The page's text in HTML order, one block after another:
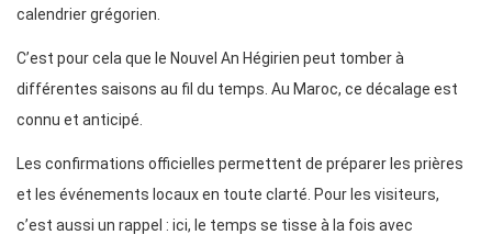
calendrier grégorien.
C’est pour cela que le Nouvel An Hégirien peut tomber à
différentes saisons au fil du temps. Au Maroc, ce décalage est
connu et anticipé.
Les confirmations officielles permettent de préparer les prières
et les événements locaux en toute clarté. Pour les visiteurs,
c’est aussi un rappel : ici, le temps se tisse à la fois avec